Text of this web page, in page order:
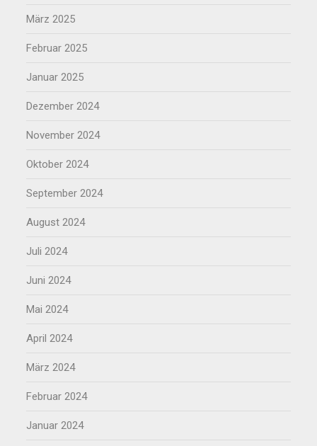
März 2025
Februar 2025
Januar 2025
Dezember 2024
November 2024
Oktober 2024
September 2024
August 2024
Juli 2024
Juni 2024
Mai 2024
April 2024
März 2024
Februar 2024
Januar 2024